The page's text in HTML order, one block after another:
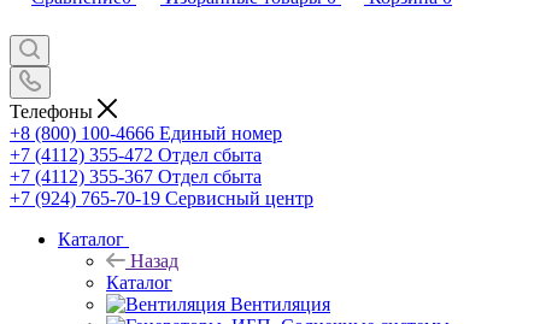
Телефоны
+8 (800) 100-4666 Единый номер
+7 (4112) 355-472 Отдел сбыта
+7 (4112) 355-367 Отдел сбыта
+7 (924) 765-70-19 Сервисный центр
Каталог
Назад
Каталог
Вентиляция